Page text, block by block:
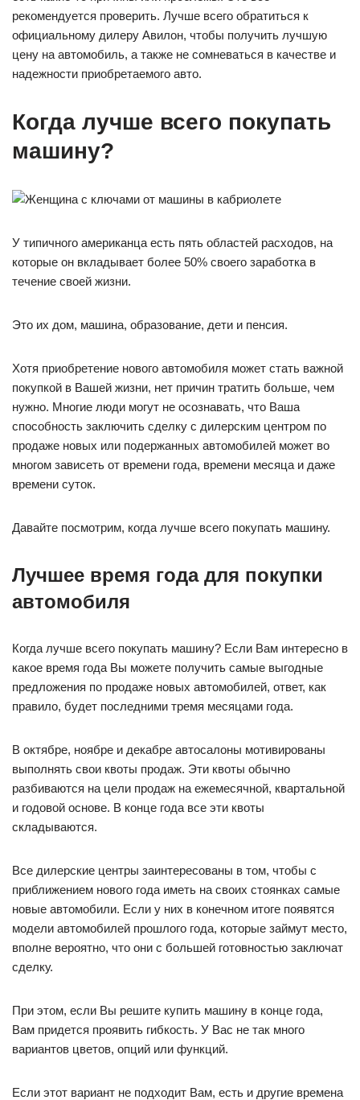
рекомендуется проверить. Лучше всего обратиться к
официальному дилеру Авилон, чтобы получить лучшую
цену на автомобиль, а также не сомневаться в качестве и
надежности приобретаемого авто.
Когда лучше всего покупать
машину?
У типичного американца есть пять областей расходов, на
которые он вкладывает более 50% своего заработка в
течение своей жизни.
Это их дом, машина, образование, дети и пенсия.
Хотя приобретение нового автомобиля может стать важной
покупкой в Вашей жизни, нет причин тратить больше, чем
нужно. Многие люди могут не осознавать, что Ваша
способность заключить сделку с дилерским центром по
продаже новых или подержанных автомобилей может во
многом зависеть от времени года, времени месяца и даже
времени суток.
Давайте посмотрим, когда лучше всего покупать машину.
Лучшее время года для покупки
автомобиля
Когда лучше всего покупать машину? Если Вам интересно в
какое время года Вы можете получить самые выгодные
предложения по продаже новых автомобилей, ответ, как
правило, будет последними тремя месяцами года.
В октябре, ноябре и декабре автосалоны мотивированы
выполнять свои квоты продаж. Эти квоты обычно
разбиваются на цели продаж на ежемесячной, квартальной
и годовой основе. В конце года все эти квоты
складываются.
Все дилерские центры заинтересованы в том, чтобы с
приближением нового года иметь на своих стоянках самые
новые автомобили. Если у них в конечном итоге появятся
модели автомобилей прошлого года, которые займут место,
вполне вероятно, что они с большей готовностью заключат
сделку.
При этом, если Вы решите купить машину в конце года,
Вам придется проявить гибкость. У Вас не так много
вариантов цветов, опций или функций.
Если этот вариант не подходит Вам, есть и другие времена